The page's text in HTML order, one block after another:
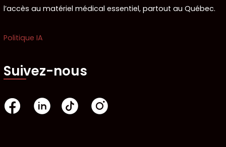
l’accès au matériel médical essentiel, partout au Québec.
Politique IA
Suivez-nous